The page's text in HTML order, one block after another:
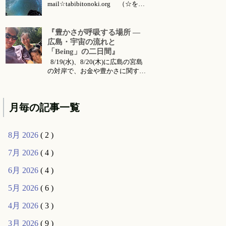
mail☆tabibitonoki.org （☆を@
こちらです 今月のイベント・ワ
ークショップ・セッション・リト
リート・出張情報等 対面セッシ
ョン所要時間・場所 セッション
メニ...
『豊かさが呼吸する場所 ―
広島・宇宙の流れと
「Being」の二日間』
8/19(水)、8/20(木)に広島の宮島
の対岸で、お金や豊かさに関する
かさ・宇宙の流れ〜』 のお話の
ンツとして購入可能です...
月毎の記事一覧
8月 2026 ( 2 )
7月 2026 ( 4 )
6月 2026 ( 4 )
5月 2026 ( 6 )
4月 2026 ( 3 )
3月 2026 ( 9 )